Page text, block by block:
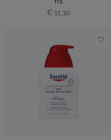
€ 11,30